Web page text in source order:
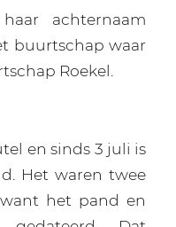
achternaam
buurtschap waar
Roekel.
en sinds 3 juli is
Het waren twee
het pand en